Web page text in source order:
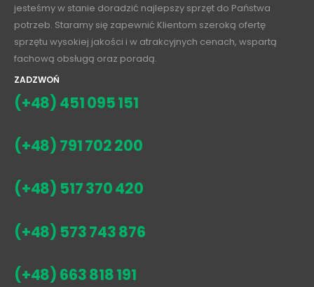
jesteśmy w stanie doradzić najlepszy sprzęt do Państwa
potrzeb. Staramy się zapewnić Klientom szeroką ofertę
sprzętu wysokiej jakości i w atrakcyjnych cenach, wspartą
fachową obsługą oraz poradą.
ZADZWOŃ
(+48) 451 095 151
(+48) 791 702 200
(+48) 517 370 420
(+48) 573 743 876
(+48) 663 818 191